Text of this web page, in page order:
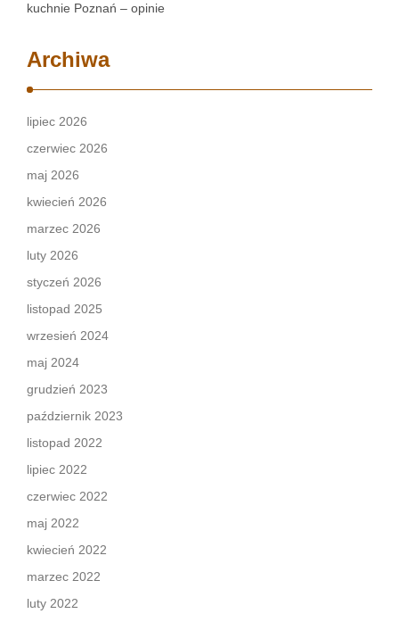
kuchnie Poznań – opinie
Archiwa
lipiec 2026
czerwiec 2026
maj 2026
kwiecień 2026
marzec 2026
luty 2026
styczeń 2026
listopad 2025
wrzesień 2024
maj 2024
grudzień 2023
październik 2023
listopad 2022
lipiec 2022
czerwiec 2022
maj 2022
kwiecień 2022
marzec 2022
luty 2022